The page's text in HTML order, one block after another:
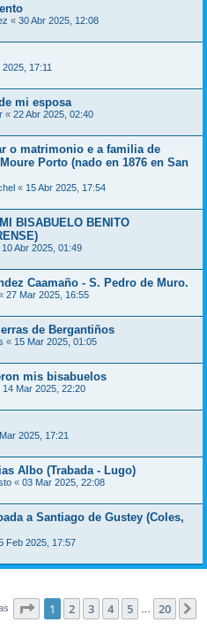
« 30 Abr 2025, 12:08
2025, 17:11
mi esposa
« 22 Abr 2025, 02:40
o matrimonio e a familia de
Porto (nado en 1876 en San
« 15 Abr 2025, 17:54
BISABUELO BENITO
10 Abr 2025, 01:49
Caamaño - S. Pedro de Muro.
27 Mar 2025, 16:55
de Bergantiños
« 15 Mar 2025, 01:05
mis bisabuelos
14 Mar 2025, 22:20
2025, 17:21
Albo (Trabada - Lugo)
« 03 Mar 2025, 22:08
a Santiago de Gustey (Coles,
Feb 2025, 17:57
Página de 20
1 2 3 4 5 20